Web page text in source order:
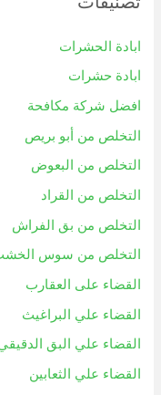
ابادة الحشرات
ابادة حشرات
افضل شركة مكافحة
التخلص من أبو بريص
التخلص من البعوض
التخلص من القراد
التخلص من بق الفراش
التخلص من سوس
القضاء على العقارب
القضاء علي البراغيث
القضاء علي البق
القضاء علي الثعابين